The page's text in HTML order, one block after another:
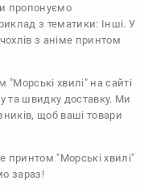
пропонуємо
з тематики: Інші. У
з аніме принтом
хвилі" на сайті
та швидку доставку. Ми
щоб ваші товари
принтом "Морські хвилі"
зараз!